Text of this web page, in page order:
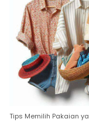
Tips Memilih Pakaian